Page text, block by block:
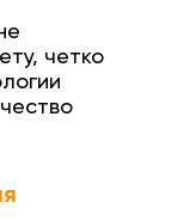
четко